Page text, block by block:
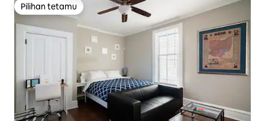
Pilihan tetamu
Pilihan tetamu